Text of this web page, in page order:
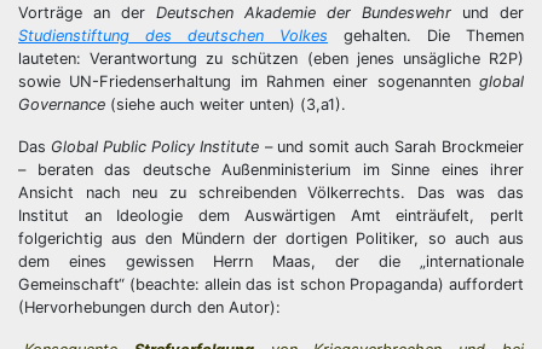
Vorträge an der Deutschen Akademie der Bundeswehr und der
Studienstiftung des deutschen Volkes gehalten. Die Themen
lauteten: Verantwortung zu schützen (eben jenes unsägliche R2P)
sowie UN-Friedenserhaltung im Rahmen einer sogenannten global
Governance (siehe auch weiter unten) (3,a1).
Das Global Public Policy Institute – und somit auch Sarah Brockmeier
– beraten das deutsche Außenministerium im Sinne eines ihrer
Ansicht nach neu zu schreibenden Völkerrechts. Das was das
Institut an Ideologie dem Auswärtigen Amt einträufelt, perlt
folgerichtig aus den Mündern der dortigen Politiker, so auch aus
dem eines gewissen Herrn Maas, der die „internationale
Gemeinschaft“ (beachte: allein das ist schon Propaganda) auffordert
(Hervorhebungen durch den Autor):